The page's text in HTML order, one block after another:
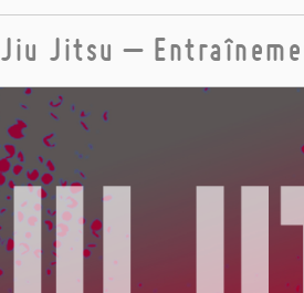
Jiu Jitsu –